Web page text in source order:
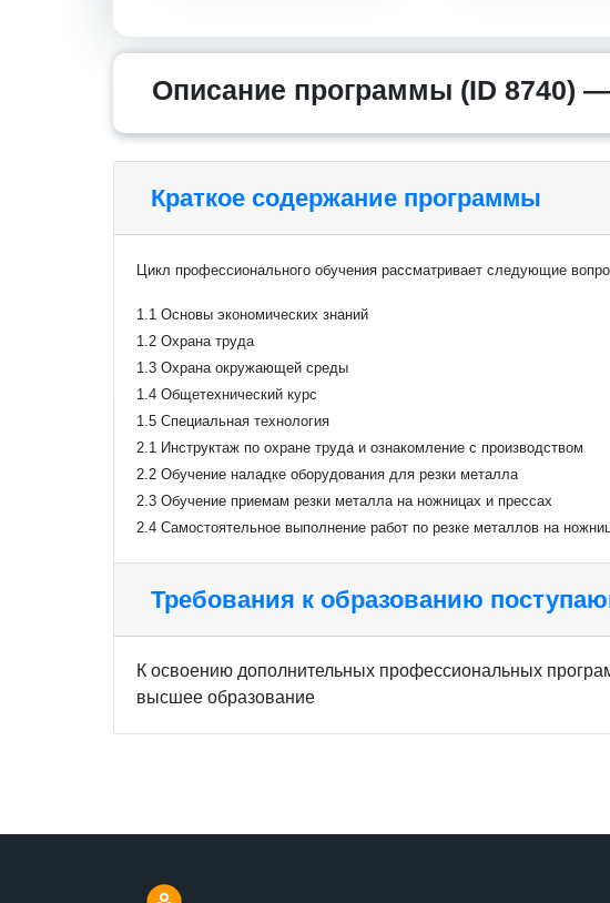
Описание программы (ID 8740) —
Краткое содержание программы
Цикл профессионального обучения рассматривает следующие
1.1 Основы экономических знаний
1.2 Охрана труда
1.3 Охрана окружающей среды
1.4 Общетехнический курс
1.5 Специальная технология
2.1 Инструктаж по охране труда и ознакомление с производством
2.2 Обучение наладке оборудования для резки металла
2.3 Обучение приемам резки металла на ножницах и прессах
2.4 Самостоятельное выполнение работ по резке металлов на
Требования к образованию
К освоению дополнительных профессиональных
высшее образование